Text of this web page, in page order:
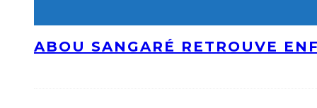
ABOU SANGARÉ RETROUVE